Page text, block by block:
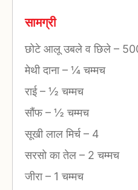
सामग्री
छोटे आलू उबले व छिले –
मेथी दाना– ¼ चम्मच
राई– ½ चम्मच
सौंफ– ½ चम्मच
सूखी लाल मिर्च– 4
सरसो का तेल – 2 चम्मच
जीरा– 1 चम्मच